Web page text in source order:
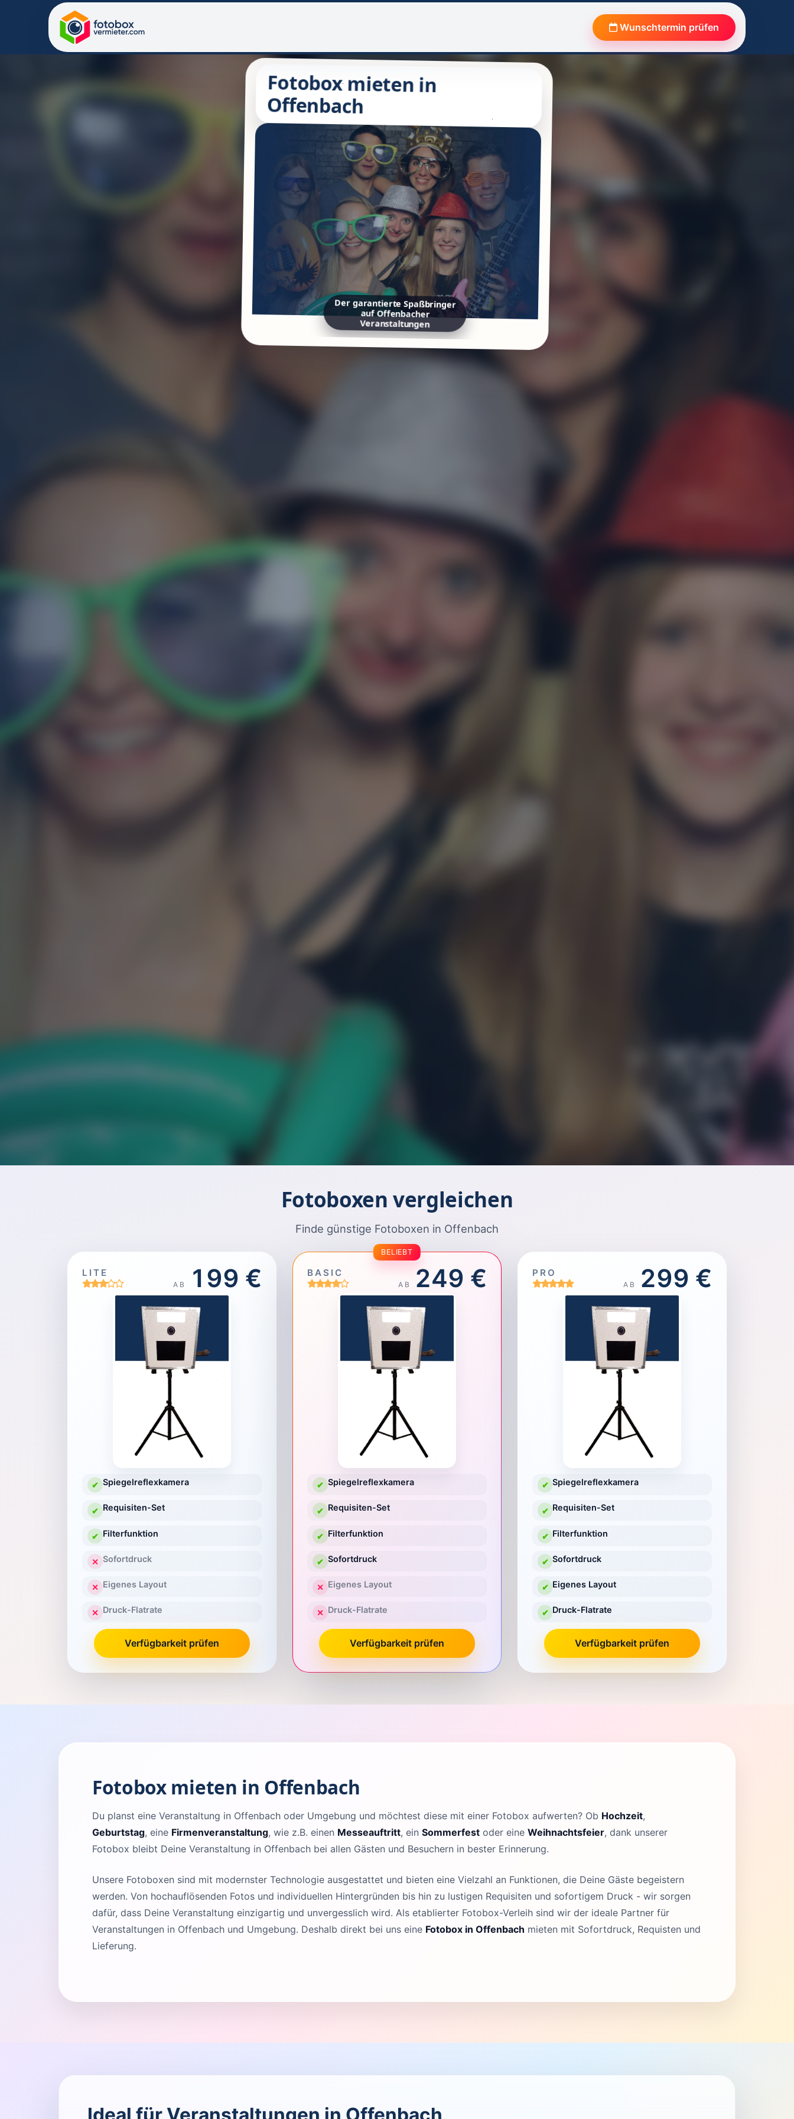
Wunschtermin prüfen
Fotobox mieten in
Offenbach
Der garantierte Spaßbringer
auf Offenbacher
Veranstaltungen
Fotoboxen vergleichen
Finde günstige Fotoboxen in Offenbach
LITE
AB 199 €
✔ Spiegelreflexkamera
✔ Requisiten-Set
✔ Filterfunktion
✕ Sofortdruck
✕ Eigenes Layout
✕ Druck-Flatrate
Verfügbarkeit prüfen
BELIEBT
BASIC
AB 249 €
✔ Spiegelreflexkamera
✔ Requisiten-Set
✔ Filterfunktion
✔ Sofortdruck
✕ Eigenes Layout
✕ Druck-Flatrate
Verfügbarkeit prüfen
PRO
AB 299 €
✔ Spiegelreflexkamera
✔ Requisiten-Set
✔ Filterfunktion
✔ Sofortdruck
✔ Eigenes Layout
✔ Druck-Flatrate
Verfügbarkeit prüfen
Fotobox mieten in Offenbach
Du planst eine Veranstaltung in Offenbach oder Umgebung und möchtest diese mit einer Fotobox aufwerten? Ob Hochzeit,
Geburtstag, eine Firmenveranstaltung, wie z.B. einen Messeauftritt, ein Sommerfest oder eine Weihnachtsfeier, dank unserer
Fotobox bleibt Deine Veranstaltung in Offenbach bei allen Gästen und Besuchern in bester Erinnerung.
Unsere Fotoboxen sind mit modernster Technologie ausgestattet und bieten eine Vielzahl an Funktionen, die Deine Gäste begeistern
werden. Von hochauflösenden Fotos und individuellen Hintergründen bis hin zu lustigen Requisiten und sofortigem Druck - wir sorgen
dafür, dass Deine Veranstaltung einzigartig und unvergesslich wird. Als etablierter Fotobox-Verleih sind wir der ideale Partner für
Veranstaltungen in Offenbach und Umgebung. Deshalb direkt bei uns eine Fotobox in Offenbach mieten mit Sofortdruck, Requisten und
Lieferung.